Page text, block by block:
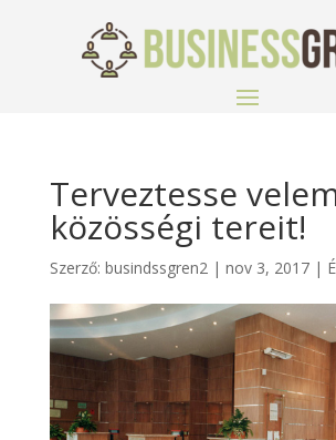
Terveztesse
közösségi tereit!
Szerző: busindssgren2| nov 3, 2017|